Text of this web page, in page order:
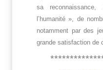
sa
l’humanité », de
notamment par des
grande satisfaction de